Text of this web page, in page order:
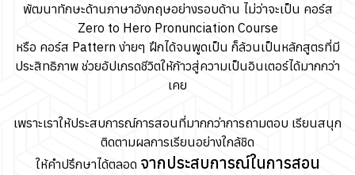
พัฒนาทักษะด้านภาษาอังกฤษอย่างรอบด้าน ไม่ว่าจะเป็น คอร์ส
Zero to Hero Pronunciation Course
หรือ คอร์ส Pattern ง่ายๆ ฝึกได้จนพูดเป็น ก็ล้วนเป็นหลักสูตรที่มี
ประสิทธิภาพ ช่วยอัปเกรดชีวิตให้ก้าวสู่ความเป็นอินเตอร์ได้มากกว่า
เคย
เพราะเราให้ประสบการณ์การสอนที่มากกว่าการถามตอบ เรียนสนุก
ติดตามผลการเรียนอย่างใกล้ชิด
ให้คำปรึกษาได้ตลอด จากประสบการณ์ในการสอน